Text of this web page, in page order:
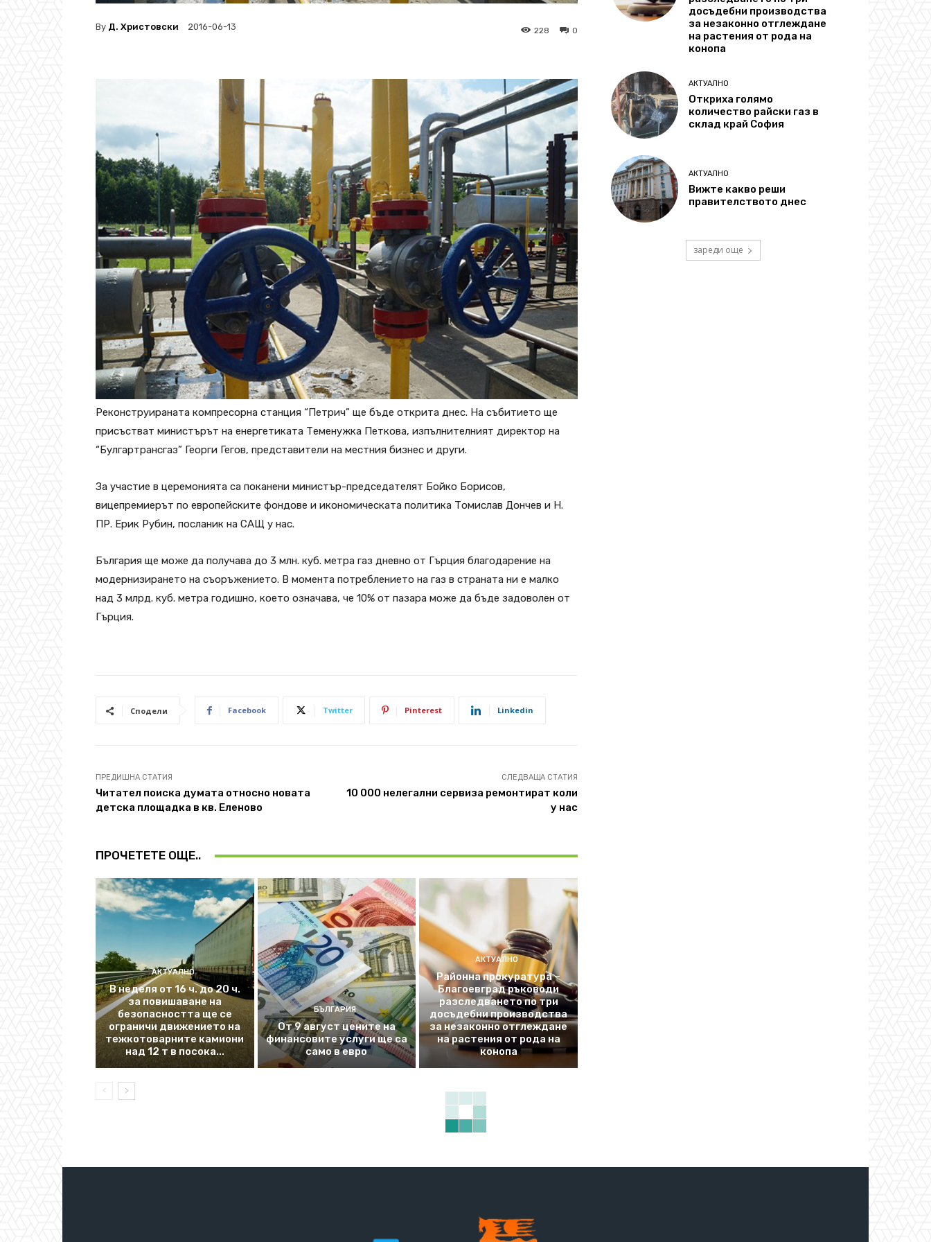
By Д. Христовски 2016-06-13 0
228
Реконструираната компресорна станция “Петрич” ще бъде открита днес. На събитието ще
присъстват министърът на енергетиката Теменужка Петкова, изпълнителният директор на
“Булгартрансгаз” Георги Гегов, представители на местния бизнес и други.
За участие в церемонията са поканени министър-председателят Бойко Борисов,
вицепремиерът по европейските фондове и икономическата политика Томислав Дончев и Н.
ПР. Ерик Рубин, посланик на САЩ у нас.
България ще може да получава до 3 млн. куб. метра газ дневно от Гърция благодарение на
модернизирането на съоръжението. В момента потреблението на газ в страната ни е малко
над 3 млрд. куб. метра годишно, което означава, че 10% от пазара може да бъде задоволен от
Гърция.
Сподели Facebook Twitter Pinterest Linkedin
ПРЕДИШНА СТАТИЯ
Читател поиска думата относно новата
детска площадка в кв. Еленово
СЛЕДВАЩА СТАТИЯ
10 000 нелегални сервиза ремонтират коли
у нас
ПРОЧЕТЕТЕ ОЩЕ..
АКТУАЛНО
В неделя от 16 ч. до 20 ч.
за повишаване на
безопасността ще се
ограничи движението на
тежкотоварните камиони
над 12 т в посока...
БЪЛГАРИЯ
От 9 август цените на
финансовите услуги ще са
само в евро
АКТУАЛНО
Районна прокуратура –
Благоевград ръководи
разследването по три
досъдебни производства
за незаконно отглеждане
на растения от рода на
конопа
досъдебни производства
за незаконно отглеждане
на растения от рода на
конопа
АКТУАЛНО
Откриха голямо
количество райски газ в
склад край София
АКТУАЛНО
Вижте какво реши
правителството днес
зареди още